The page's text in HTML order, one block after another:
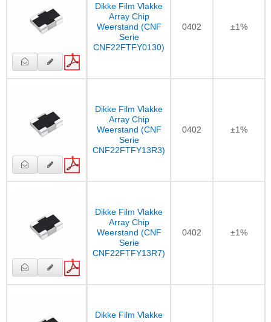
Dikke Film Vlakke
Array Chip
Weerstand (CNF
Serie
CNF22FTFY0130)
0402 ±1%
Dikke Film Vlakke
Array Chip
Weerstand (CNF
Serie
CNF22FTFY13R3)
0402 ±1%
Dikke Film Vlakke
Array Chip
Weerstand (CNF
Serie
CNF22FTFY13R7)
0402 ±1%
Dikke Film Vlakke